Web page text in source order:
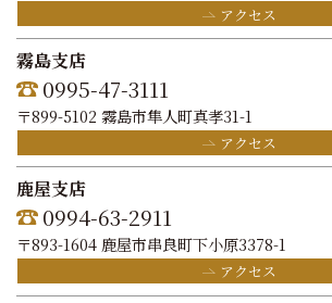
アクセス
霧島支店
0995-47-3111
〒899-5102 霧島市隼人町真孝31-1
アクセス
鹿屋支店
0994-63-2911
〒893-1604 鹿屋市串良町下小原3378-1
アクセス